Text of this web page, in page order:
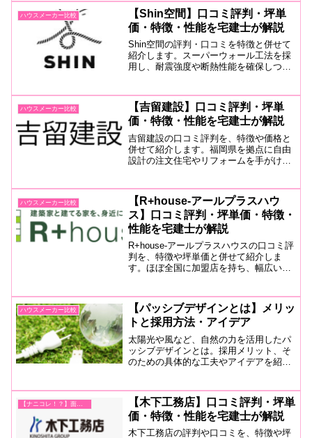
用した全館快適な「ファースの家」は必
見。宿泊体験もあるので要チェック。
ハウスメーカー比較
【Shin空間】口コミ評判・坪単
価・特徴・性能を宅建士が解説
Shin空間の評判・口コミを特徴と併せて
紹介します。スーパーウォール工法を採
用し、耐震強度や断熱性能を確保しつ
35年保証、なによりオシャレな外観・イ
ンテリアの提案力は要チェック。
ハウスメーカー比較
【吉留建設】口コミ評判・坪単
価・特徴・性能を宅建士が解説
吉留建設の口コミ評判を、特徴や価格と
併せて紹介します。福岡県を拠点に自由
設計の注文住宅やリフォームを手がける
高さがうかがえます。ZEH住宅、住宅あ
んしん保証など技術面や安心感も兼ね備
える会社です。
ハウスメーカー比較
【R+house-アールプラスハウ
ス】口コミ評判・坪単価・特徴・
性能を宅建士が解説
R+house-アールプラスハウスの口コミ評
判を、特徴や坪単価と併せて紹介しま
す。ほぼ全国に加盟店を持ち、幅広いエ
パネル工法と吹付け発泡断熱による高断
熱・高気密は数値でも証明。
ハウスメーカー比較
【パッシブデザインとは】メリッ
トと採用方法・アイデア
太陽光や風など、自然の力を活用したパ
ッシブデザインとは。採用メリット、そ
のための具体的な工夫やアイデアを紹介
れますが、要注意ポイントもあるので正
しく理解を。
【木下工務店】口コミ評判・坪単
価・特徴・性能を宅建士が解説
木下工務店の評判や口コミを、特徴や坪